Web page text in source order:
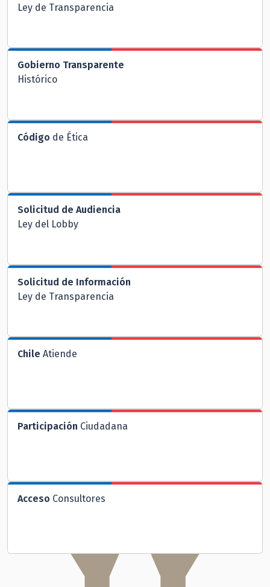
Ley de Transparencia
Gobierno Transparente
Histórico
Código de Ética
Solicitud de Audiencia
Ley del Lobby
Solicitud de Información
Ley de Transparencia
Chile Atiende
Participación Ciudadana
Acceso Consultores